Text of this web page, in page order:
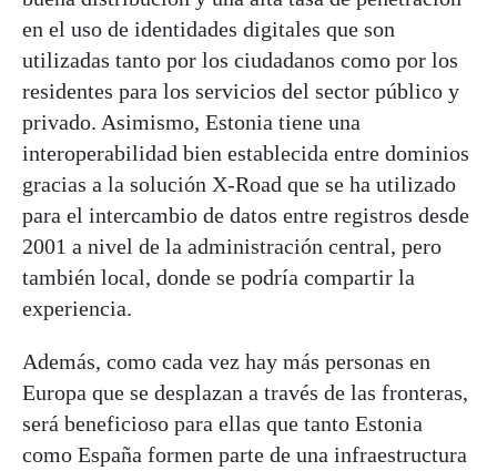
en el uso de identidades digitales que son
utilizadas tanto por los ciudadanos como por los
residentes para los servicios del sector público y
privado. Asimismo, Estonia tiene una
interoperabilidad bien establecida entre dominios
gracias a la solución X-Road que se ha utilizado
para el intercambio de datos entre registros desde
2001 a nivel de la administración central, pero
también local, donde se podría compartir la
experiencia.
Además, como cada vez hay más personas en
Europa que se desplazan a través de las fronteras,
será beneficioso para ellas que tanto Estonia
como España formen parte de una infraestructura